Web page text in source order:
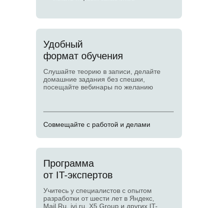
Удобный
формат обучения
Слушайте теорию в записи, делайте
домашние задания без спешки,
посещайте вебинары по желанию
Программа
от IT-экспертов
Учитесь у специалистов с опытом
разработки от шести лет в Яндекс,
Mail.Ru, ivi.ru, X5 Group и других IT-
Совмещайте с работой и делами